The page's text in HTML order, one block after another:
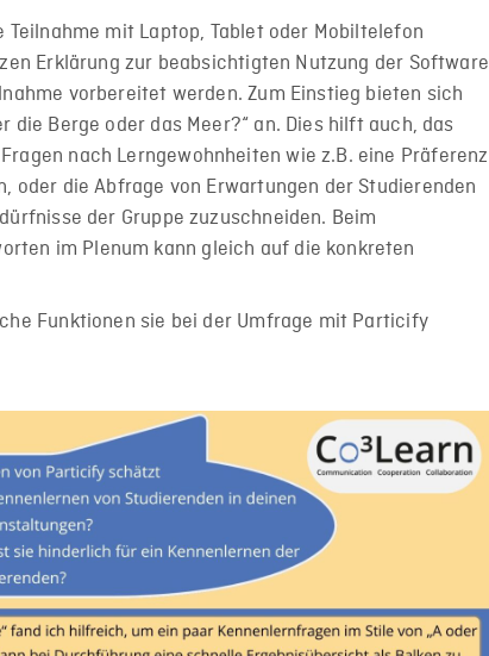
Teilnahme mit Laptop, Tablet oder Mobiltelefon
Erklärung zur beabsichtigten Nutzung der Software
vorbereitet werden. Zum Einstieg bieten sich
die Berge oder das Meer?“ an. Dies hilft auch, das
nach Lerngewohnheiten wie z.B. eine Präferenz
oder die Abfrage von Erwartungen der Studierenden
der Gruppe zuzuschneiden. Beim
im Plenum kann gleich auf die konkreten
Funktionen sie bei der Umfrage mit Particify